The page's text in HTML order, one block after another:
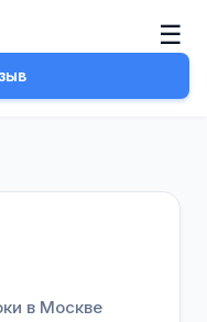
☰
в Москве